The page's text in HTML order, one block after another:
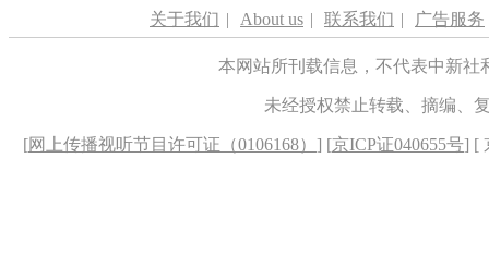
关于我们 | About us | 联系我们 | 广告服务
本网站所刊载信息，不代表中新
未经授权禁止转载、摘编、
[网上传播视听节目许可证（0106168） ] [京ICP证040655号] [